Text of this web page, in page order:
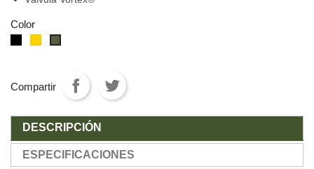
Color
Compartir
DESCRIPCIÓN
ESPECIFICACIONES